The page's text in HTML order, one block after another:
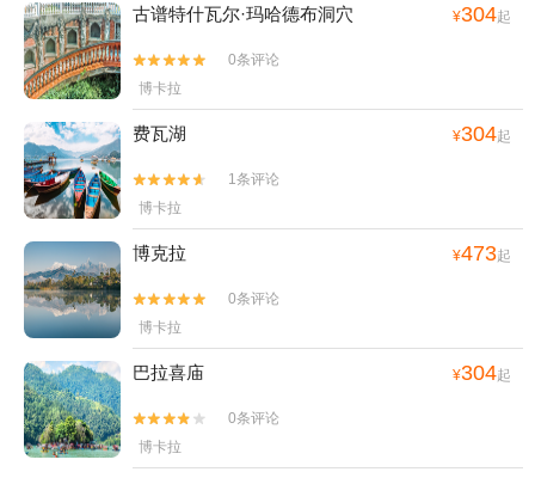
古谱特什瓦尔·玛哈德布洞穴 ¥304起


0条评论
博卡拉
费瓦湖 ¥304起


1条评论
博卡拉
博克拉 ¥473起


0条评论
博卡拉
巴拉喜庙 ¥304起


0条评论
博卡拉